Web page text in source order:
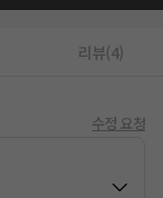
리뷰(4)
수정 요청